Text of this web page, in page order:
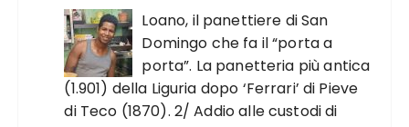
Loano, il panettiere di San
Domingo che fa il “porta a
porta”. La panetteria più antica
(1.901) della Liguria dopo ‘Ferrari’ di Pieve
di Teco (1870). 2/ Addio alle custodi di